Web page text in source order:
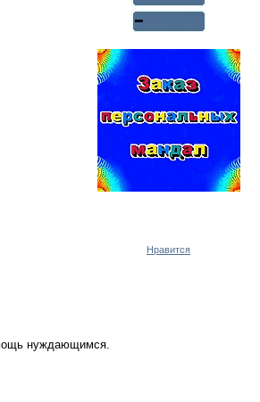
Нравится
нуждающимся.